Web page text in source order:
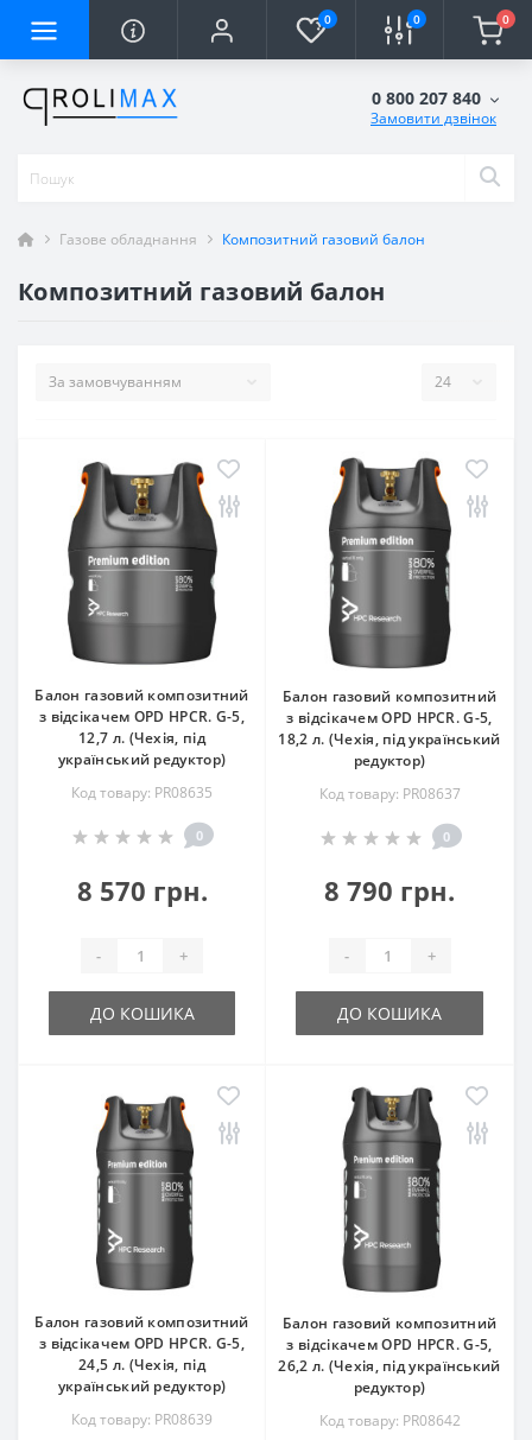
0 0 0
0 800 207 840
Замовити дзвінок
Газове обладнання Композитний газовий балон
Композитний газовий балон
Балон газовий композитний
з відсікачем OPD HPCR. G-5,
12,7 л. (Чехія, під
український редуктор)
Код товару: PR08635
0
8 570 грн.
- +
ДО КОШИКА
Балон газовий композитний
з відсікачем OPD HPCR. G-5,
18,2 л. (Чехія, під український
редуктор)
Код товару: PR08637
0
8 790 грн.
- +
ДО КОШИКА
Балон газовий композитний
з відсікачем OPD HPCR. G-5,
24,5 л. (Чехія, під
український редуктор)
Код товару: PR08639
Балон газовий композитний
з відсікачем OPD HPCR. G-5,
26,2 л. (Чехія, під український
редуктор)
Код товару: PR08642